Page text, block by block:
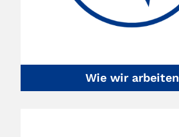
Wie wir arbeiten